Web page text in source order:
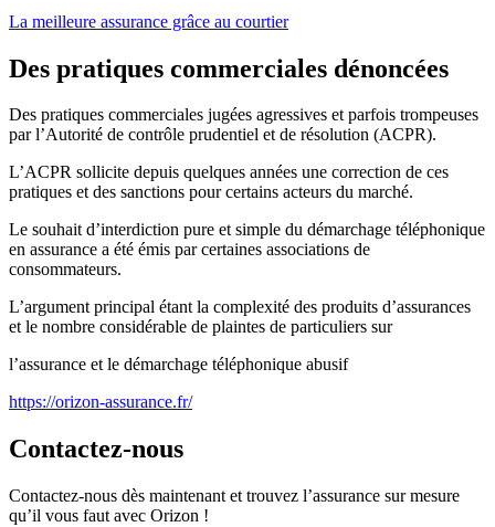
La meilleure assurance grâce au courtier
Des pratiques commerciales dénoncées
Des pratiques commerciales jugées agressives et parfois trompeuses
par l’Autorité de contrôle prudentiel et de résolution (ACPR).
L’ACPR sollicite depuis quelques années une correction de ces
pratiques et des sanctions pour certains acteurs du marché.
Le souhait d’interdiction pure et simple du démarchage téléphonique
en assurance a été émis par certaines associations de
consommateurs.
L’argument principal étant la complexité des produits d’assurances
et le nombre considérable de plaintes de particuliers sur
l’assurance et le démarchage téléphonique abusif
https://orizon-assurance.fr/
Contactez-nous
Contactez-nous dès maintenant et trouvez l’assurance sur mesure
qu’il vous faut avec Orizon !